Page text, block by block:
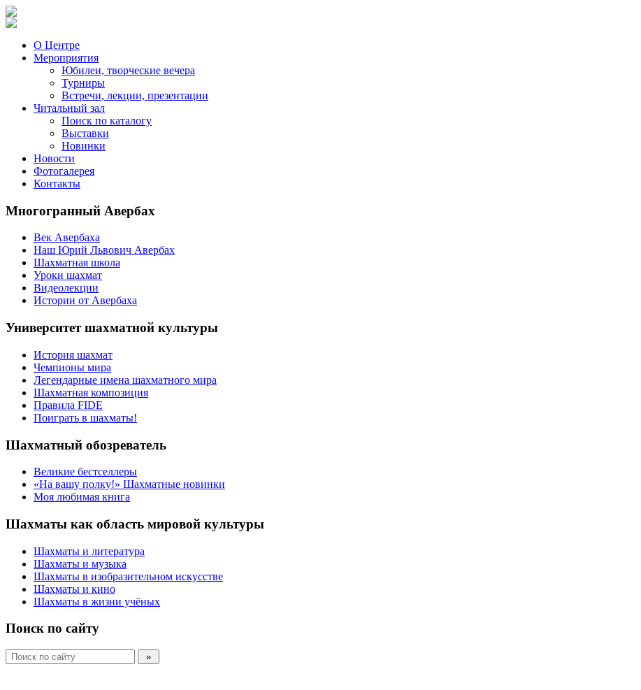
О Центре
Мероприятия
Юбилеи, творческие вечера
Турниры
Встречи, лекции, презентации
Читальный зал
Поиск по каталогу
Выставки
Новинки
Новости
Фотогалерея
Контакты
Многогранный Авербах
Век Авербаха
Наш Юрий Львович Авербах
Шахматная школа
Уроки шахмат
Видеолекции
Истории от Авербаха
Университет шахматной культуры
История шахмат
Чемпионы мира
Легендарные имена шахматного мира
Шахматная композиция
Правила FIDE
Поиграть в шахматы!
Шахматный обозреватель
Великие бестселлеры
«На вашу полку!» Шахматные новинки
Моя любимая книга
Шахматы как область мировой культуры
Шахматы и литература
Шахматы и музыка
Шахматы в изобразительном искусстве
Шахматы и кино
Шахматы в жизни учёных
Поиск по сайту